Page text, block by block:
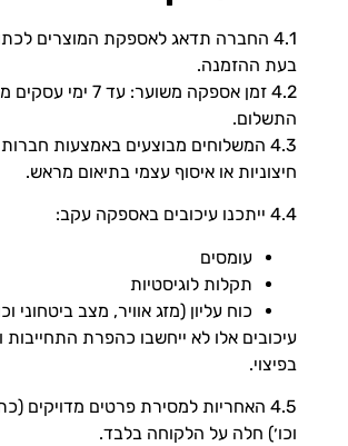
4.1 החברה תדאג לאספקת המוצרים
בעת ההזמנה.
4.2 זמן אספקה משוער: עד 7
התשלום.
4.3 המשלוחים מבוצעים באמצעות
חיצוניות או איסוף עצמי בתיאום מראש.
4.4 ייתכנו עיכובים באספקה עקב:
עומסים
תקלות לוגיסטיות
כוח עליון (מזג אוויר, מצב ביטחוני
עיכובים אלו לא ייחשבו כהפרת התחייבות
בפיצוי.
4.5 האחריות למסירת פרטים מדויקים
וכו׳) חלה על הלקוחה בלבד.